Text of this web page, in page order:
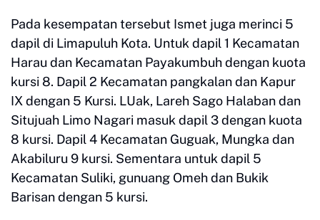
Pada kesempatan tersebut Ismet juga merinci 5
dapil di Limapuluh Kota. Untuk dapil 1 Kecamatan
Harau dan Kecamatan Payakumbuh dengan kuota
kursi 8. Dapil 2 Kecamatan pangkalan dan Kapur
IX dengan 5 Kursi. LUak, Lareh Sago Halaban dan
Situjuah Limo Nagari masuk dapil 3 dengan kuota
8 kursi. Dapil 4 Kecamatan Guguak, Mungka dan
Akabiluru 9 kursi. Sementara untuk dapil 5
Kecamatan Suliki, gunuang Omeh dan Bukik
Barisan dengan 5 kursi.